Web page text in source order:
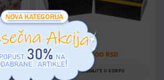
MP: 1000 RSD
DODAJTE U KORPU